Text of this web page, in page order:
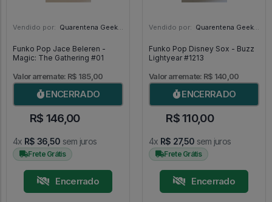
Vendido por: Quarentena Geek Store - SP
Funko Pop Jace Beleren -
Magic: The Gathering #01
Valor arremate: R$ 185,00
ENCERRADO
R$ 146,00
4x R$ 36,50 sem juros
Frete Grátis
Encerrado
Vendido por: Quarentena Geek Store - SP
Funko Pop Disney Sox - Buzz
Lightyear #1213
Valor arremate: R$ 140,00
ENCERRADO
R$ 110,00
4x R$ 27,50 sem juros
Frete Grátis
Encerrado